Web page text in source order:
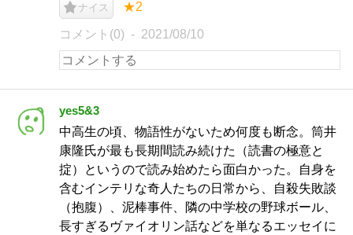
ナイス ★2
コメント(0) 2021/08/10
yes5&3
中高生の頃、物語性がないため何度も断念。筒井
康隆氏が最も長期間読み続けた（読書の極意と
掟）というので読み始めたら面白かった。自身を
含むインテリな奇人たちの日常から、自殺失敗談
（抱腹）、泥棒事件、隣の中学校の野球ボール、
長すぎるヴァイオリン話などを単なるエッセイに